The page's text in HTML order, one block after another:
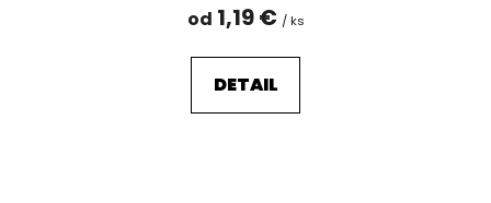
od 1,19 € / ks
DETAIL